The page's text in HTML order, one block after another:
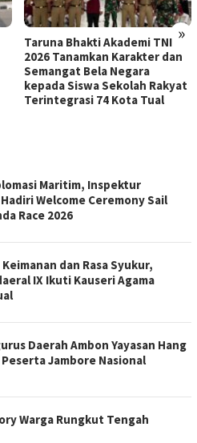
»
Taruna Bhakti Akademi TNI
2026 Tanamkan Karakter dan
Semangat Bela Negara
kepada Siswa Sekolah Rakyat
Terintegrasi 74 Kota Tual
Maritim, Inspektur
Welcome Ceremony Sail
Race 2026
dan Rasa Syukur,
IX Ikuti Kauseri Agama
Daerah Ambon Yayasan Hang
Jambore Nasional
Warga Rungkut Tengah